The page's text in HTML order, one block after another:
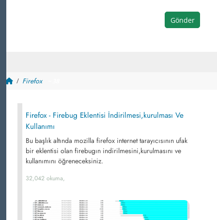
Gönder
Firefox
Firefox - Firebug Eklentisi İndirilmesi,kurulması Ve
Kullanımı
Bu başlık altında mozilla firefox internet tarayıcısının ufak
bir eklentisi olan firebugın indirilmesini,kurulmasını ve
kullanımını öğreneceksiniz.
32,042 okuma,